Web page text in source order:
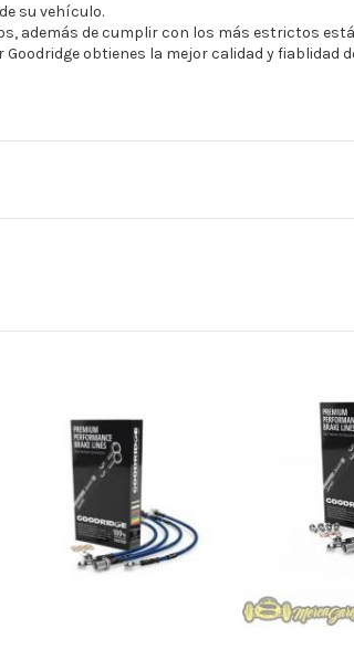
su vehículo.
además de cumplir con los más estrictos
obtienes la mejor calidad y fiablidad